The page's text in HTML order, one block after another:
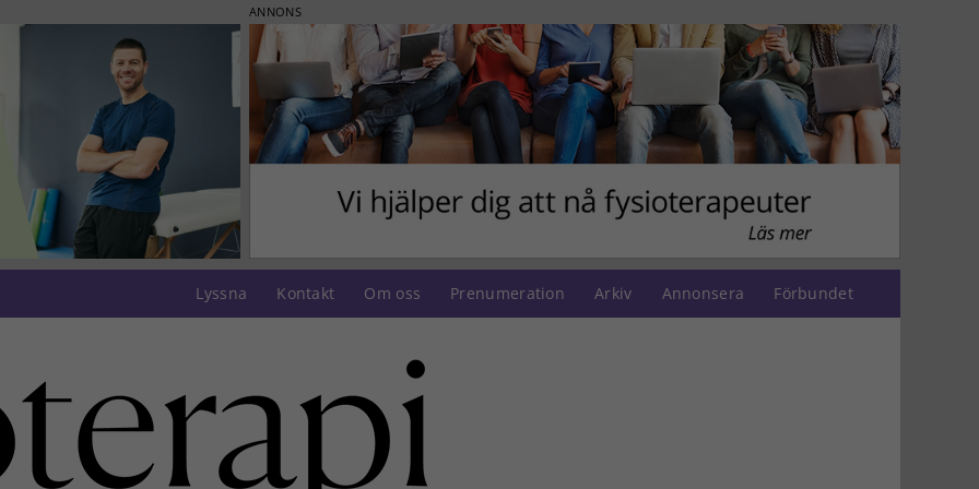
ANNONS
Lyssna Kontakt Om oss Prenumeration Arkiv Annonsera Förbundet